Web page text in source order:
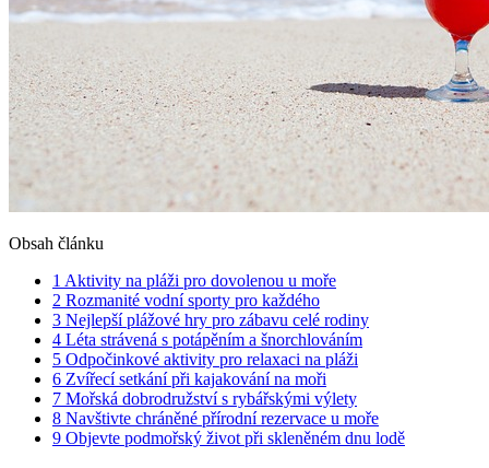
Obsah článku
1 Aktivity na pláži pro ⁤dovolenou‌ u moře
2 Rozmanité vodní sporty ‌pro každého
3 Nejlepší plážové hry pro zábavu ⁤celé rodiny
4 Léta strávená s potápěním a šnorchlováním
5 Odpočinkové aktivity pro relaxaci na pláži
6 Zvířecí setkání při kajakování na moři
7 Mořská dobrodružství ​s ​rybářskými výlety
8 Navštivte chráněné‌ přírodní rezervace ‍u‍ moře
9 Objevte podmořský život při‌ skleněném dnu lodě